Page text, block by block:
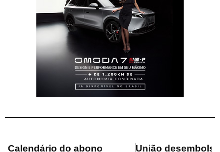
Calendário do abono União